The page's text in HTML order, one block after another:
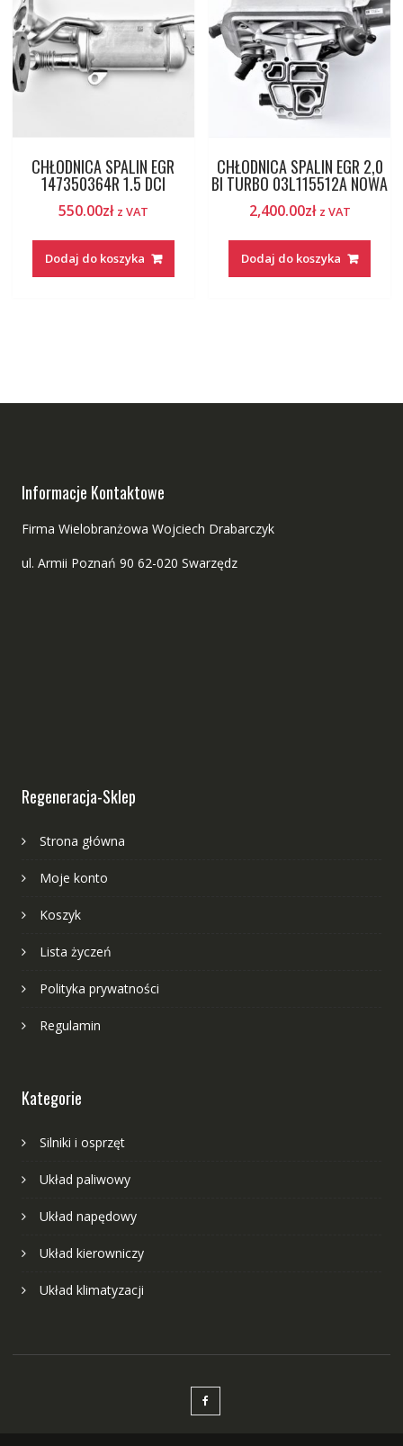
CHŁODNICA SPALIN EGR
147350364R 1.5 DCI
550.00zł z VAT
Dodaj do koszyka
CHŁODNICA SPALIN EGR 2,0
BI TURBO 03L115512A NOWA
2,400.00zł z VAT
Dodaj do koszyka
Informacje Kontaktowe
Firma Wielobranżowa Wojciech Drabarczyk
ul. Armii Poznań 90 62-020 Swarzędz
Regeneracja-Sklep
Strona główna
Moje konto
Koszyk
Lista życzeń
Polityka prywatności
Regulamin
Kategorie
Silniki i osprzęt
Układ paliwowy
Układ napędowy
Układ kierowniczy
Układ klimatyzacji